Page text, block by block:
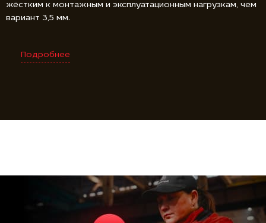
жёстким к монтажным и эксплуатационным нагрузкам, чем
вариант 3,5 мм.
Подробнее